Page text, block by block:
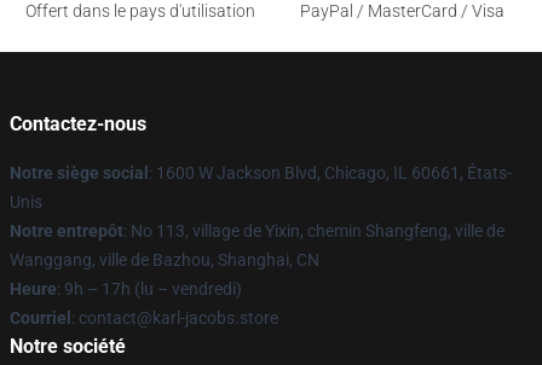
Offert dans le pays d'utilisation
PayPal / MasterCard / Visa
Contactez-nous
Notre siège social : 1600 W Jackson Blvd, Chicago, IL 60661, États-
Unis
Notre entrepôt: No 113, village de Yixin, chemin Shangfeng, ville de
Wanggang, ville de Bazhou, Shanghai, CN
Heure: 9h – 17h (lu – vendredi)
Courriel : contact@karl-jacobs.store
Notre société